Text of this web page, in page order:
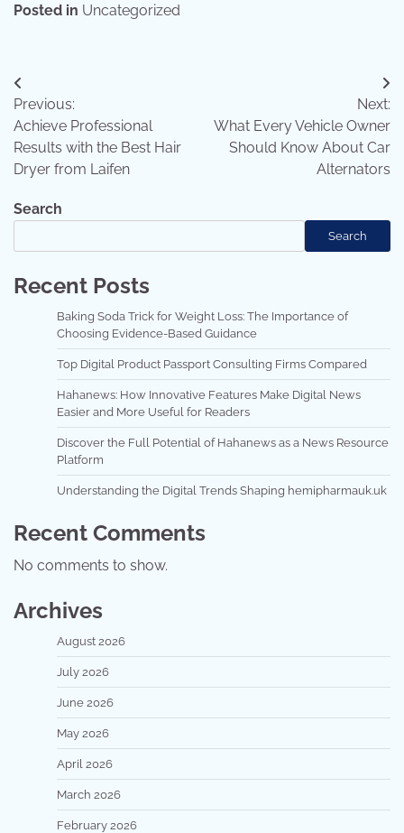
Posted in Uncategorized
Post
navigation
Previous:
Achieve Professional
Results with the Best Hair
Dryer from Laifen
Next:
What Every Vehicle Owner
Should Know About Car
Alternators
Search
Search
Recent Posts
Baking Soda Trick for Weight Loss: The Importance of
Choosing Evidence-Based Guidance
Top Digital Product Passport Consulting Firms Compared
Hahanews: How Innovative Features Make Digital News
Easier and More Useful for Readers
Discover the Full Potential of Hahanews as a News Resource
Platform
Understanding the Digital Trends Shaping hemipharmauk.uk
Recent Comments
No comments to show.
Archives
August 2026
July 2026
June 2026
May 2026
April 2026
March 2026
February 2026